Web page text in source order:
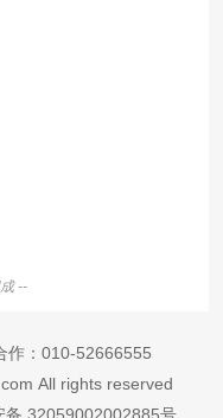
--
作： 010-52666555
All rights reserved
备 32059002002885号